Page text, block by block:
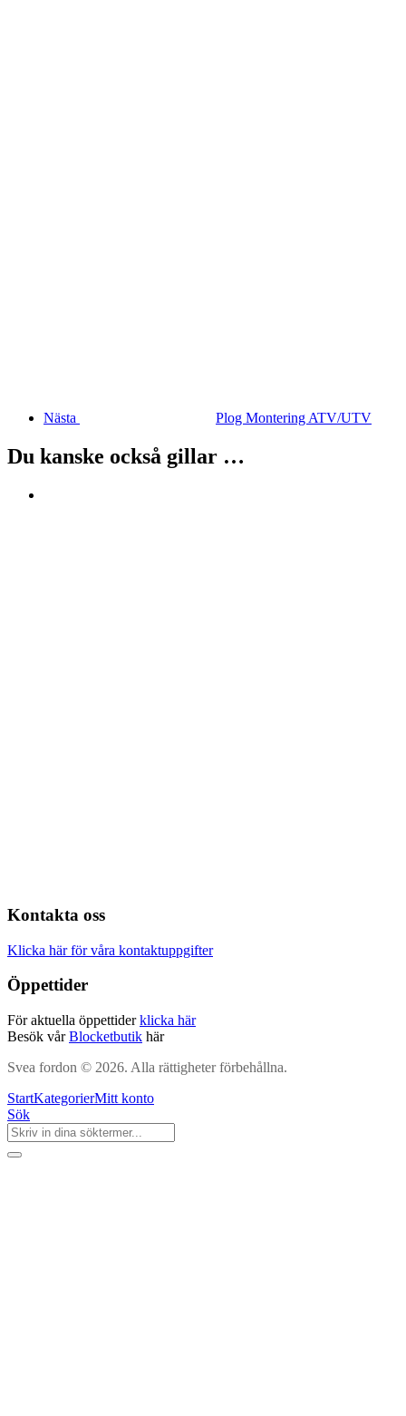
Nästa Plog Montering ATV/UTV
Du kanske också gillar …
Kontakta oss
Klicka här för våra kontaktuppgifter
Öppettider
För aktuella öppettiderklicka här
Besök vårBlocketbutik här
Svea fordon © 2026. Alla rättigheter förbehållna.
StartKategorierMitt konto
Sök